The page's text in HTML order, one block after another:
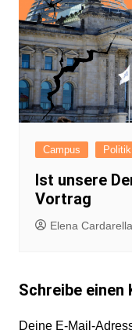
Campus Politik
Ist unsere
Vortrag
Elena Cardarella
Schreibe einen
Deine E-Mail-